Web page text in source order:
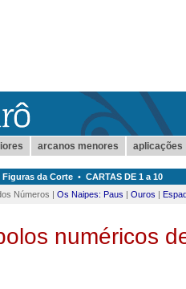
arcanos menores aplicações
Figuras da Corte • CARTAS DE 1 a 10
Números | Os Naipes: Paus | Ouros |
numéricos